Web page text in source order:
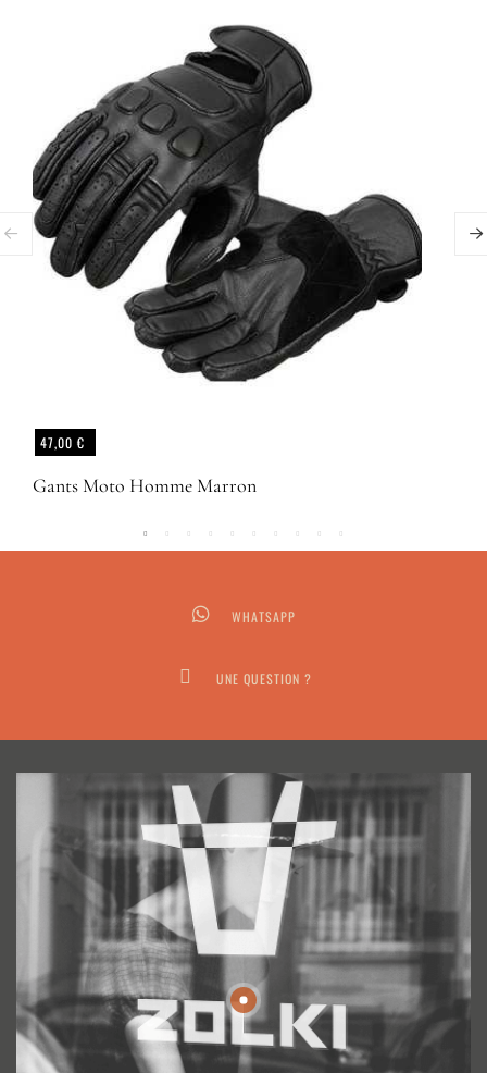
47,00 €
Gants Moto Homme Marron
WHATSAPP
UNE QUESTION ?